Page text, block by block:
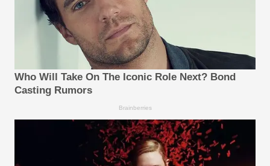
Who Will Take On The Iconic Role Next? Bond
Casting Rumors
Brainberries